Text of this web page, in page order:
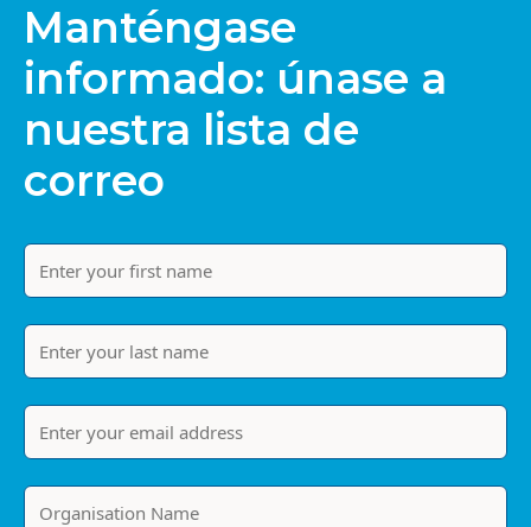
Manténgase
informado: únase a
nuestra lista de
correo